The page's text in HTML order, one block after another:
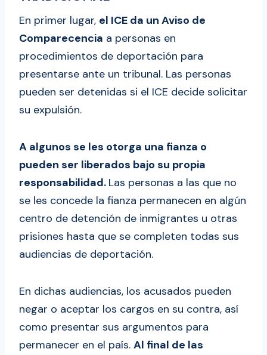
En primer lugar, el ICE da un Aviso de
Comparecencia a personas en
procedimientos de deportación para
presentarse ante un tribunal. Las personas
pueden ser detenidas si el ICE decide solicitar
su expulsión.
A algunos se les otorga una fianza o
pueden ser liberados bajo su propia
responsabilidad. Las personas a las que no
se les concede la fianza permanecen en algún
centro de detención de inmigrantes u otras
prisiones hasta que se completen todas sus
audiencias de deportación.
En dichas audiencias, los acusados pueden
negar o aceptar los cargos en su contra, así
como presentar sus argumentos para
permanecer en el país. Al final de las